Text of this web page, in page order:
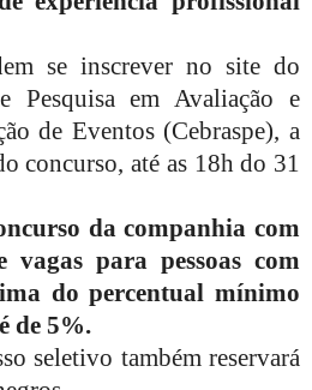
se inscrever no site do
Pesquisa em Avaliação e
de Eventos (Cebraspe), a
concurso, até as 18h do 31
da companhia com
vagas para pessoas com
do percentual mínimo
de 5%.
seletivo também reservará